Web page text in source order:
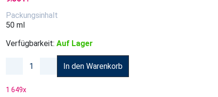
Packungsinhalt
50 ml
Verfügbarkeit: Auf Lager
In den Warenkorb
1 649x